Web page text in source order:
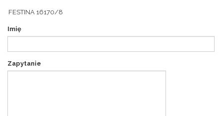
Imię
Zapytanie